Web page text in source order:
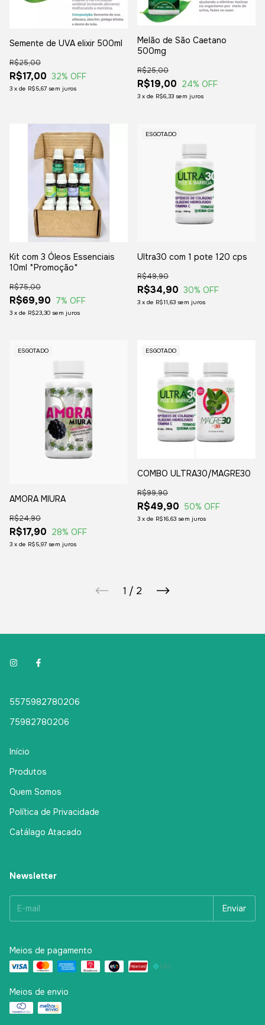
Semente de UVA elixir 500ml
R$17,00
R$25,00
32% OFF
3 x de R$5,67 sem juros
Melão de São Caetano
500mg
R$19,00
R$25,00
24% OFF
3 x de R$6,33 sem juros
Kit com 3 Óleos Essenciais
10ml *Promoção*
R$69,90
R$75,00
7% OFF
3 x de R$23,30 sem juros
ESGOTADO
Ultra30 com 1 pote 120 cps
R$34,90
R$49,90
30% OFF
3 x de R$11,63 sem juros
ESGOTADO
AMORA MIURA
R$17,90
R$24,90
28% OFF
3 x de R$5,97 sem juros
ESGOTADO
COMBO ULTRA30/MAGRE30
R$49,90
R$99,90
50% OFF
3 x de R$16,63 sem juros
1 / 2
5575982780206
75982780206
Início
Produtos
Quem Somos
Política de Privacidade
Catálago Atacado
Newsletter
Meios de pagamento
Meios de envio